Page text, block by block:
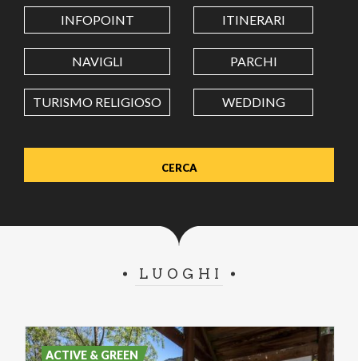
LONGITUDINE
Value in decimal degrees. Use dot (.) as decimal separator.
INFOPOINT ITINERARI
NAVIGLI PARCHI
TURISMO RELIGIOSO WEDDING
LUOGHI
ACTIVE & GREEN